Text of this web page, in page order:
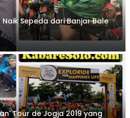
Naik Sepeda dari Banjar Bale
Tour de Jogja 2019 yang